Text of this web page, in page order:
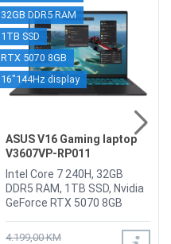
32GB DDR5 RAM
1TB SSD
RTX 5070 8GB
16"144Hz display
ASUS V16 Gaming laptop
V3607VP-RP011
Intel Core 7 240H, 32GB
DDR5 RAM, 1TB SSD, Nvidia
GeForce RTX 5070 8GB
144Hz Anti-Glare display,
4.199,00 KM